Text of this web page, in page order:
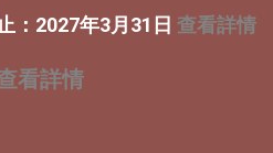
鏈接
協會訊息——
：2027年3月31日 查看詳情
看詳情